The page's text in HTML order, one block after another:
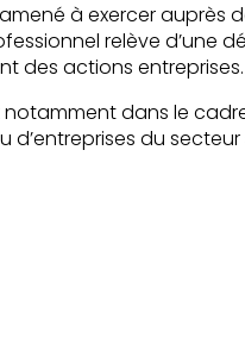
à exercer auprès
relève d’une
des actions
notamment dans le
d’entreprises du